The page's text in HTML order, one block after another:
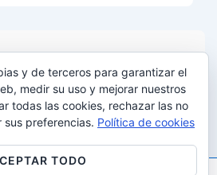
px Apertura: f/16 Distancia
Obturador: 1/125.0 segCámara
y de terceros para garantizar el
medir su uso y mejorar nuestros
todas las cookies, rechazar las no
sus preferencias. Política de cookies
TODO